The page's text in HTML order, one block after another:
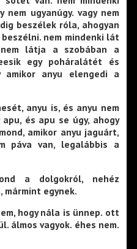
ugyanúgy. vagy nem
beszélek róla, ahogyan
nem mindenki lát
látja a szobában a
egy poháralátét és
amikor anyu elengedi a
anyu is, és anyu nem
és apu se úgy, ahogy
amikor anyu jaguárt,
páva van, legalábbis a
a dolgokról, nehéz
mármint egynek.
hogy nála is ünnep. ott
álmos vagyok. éhes nem.